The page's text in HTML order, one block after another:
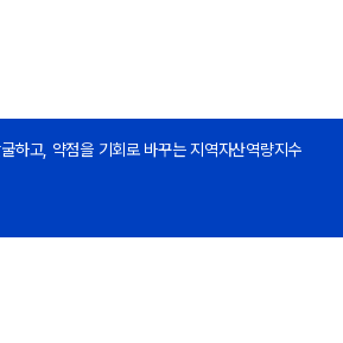
하고, 약점을 기회로 바꾸는 지역자산역량지수